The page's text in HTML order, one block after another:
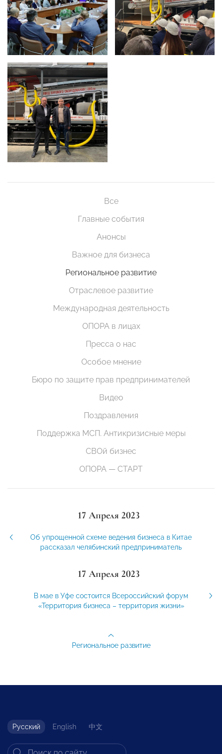
Все
Главные события
Анонсы
Важное для бизнеса
Региональное развитие
Отраслевое развитие
Международная деятельность
ОПОРА в лицах
Пресса о нас
Особое мнение
Бюро по защите прав предпринимателей
Видео
Поздравления
Поддержка МСП. Антикризисные меры
СВОй бизнес
ОПОРА — СТАРТ
17 Апреля 2023
Об упрощенной схеме ведения бизнеса в Китае
рассказал челябинский предприниматель
17 Апреля 2023
В мае в Уфе состоится Всероссийский форум
«Территория бизнеса – территория жизни»
Региональное развитие
Русский English 中文